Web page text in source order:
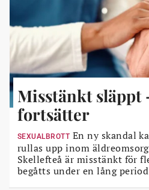
Misstänkt släppt
fortsätter
SEXUALBROTT En ny skandal
rullas upp inom
Skellefteå är misstänkt för
begåtts under en lång